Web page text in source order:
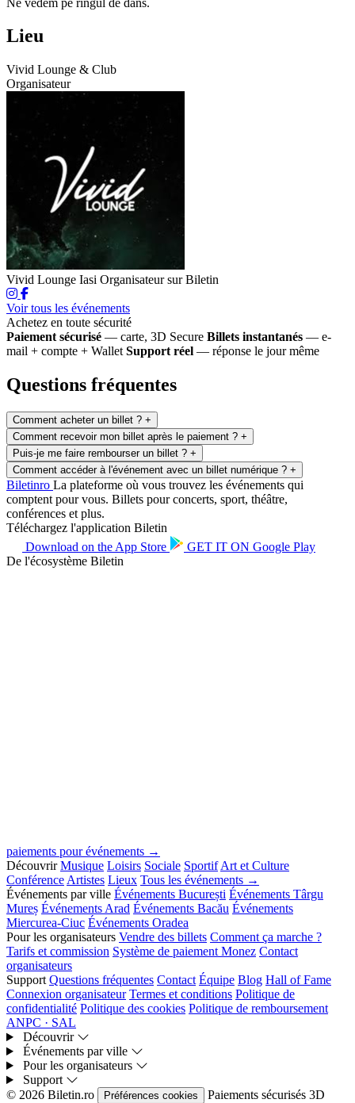
Lieu
Vivid Lounge & Club
Organisateur
Vivid Lounge Iasi Organisateur sur Biletin
Voir tous les événements
Achetez en toute sécurité
Paiement sécurisé — carte, 3D Secure Billets instantanés — e-
mail + compte + Wallet Support réel — réponse le jour même
Questions fréquentes
Comment acheter un billet ? +
Comment recevoir mon billet après le paiement ? +
Puis-je me faire rembourser un billet ? +
Comment accéder à l'événement avec un billet numérique ? +
Biletinro La plateforme où vous trouvez les événements qui
comptent pour vous. Billets pour concerts, sport, théâtre,
conférences et plus.
Téléchargez l'application Biletin
Download on the App Store GET IT ON Google Play
De l'écosystème Biletin
paiements pour événements →
Découvrir Musique Loisirs Sociale Sportif Art et Culture
Conférence Artistes Lieux Tous les événements →
Événements par ville Événements București Événements Târgu
Mureș Événements Arad Événements Bacău Événements
Miercurea-Ciuc Événements Oradea
Pour les organisateurs Vendre des billets Comment ça marche ?
Tarifs et commission Système de paiement Monez Contact
organisateurs
Support Questions fréquentes Contact Équipe Blog Hall of Fame
Connexion organisateur Termes et conditions Politique de
confidentialité Politique des cookies Politique de remboursement
ANPC · SAL
Découvrir
Événements par ville
Pour les organisateurs
Support
© 2026 Biletin.ro
Préférences cookies Paiements sécurisés 3D